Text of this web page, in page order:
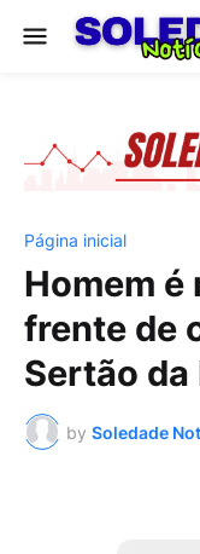
Página inicial
Homem é
frente de
Sertão da
by Soledade